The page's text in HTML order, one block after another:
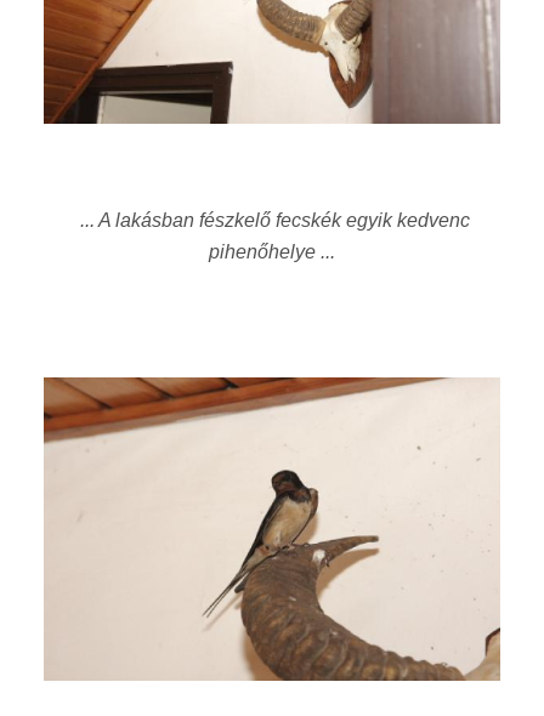
... A lakásban fészkelő fecskék egyik kedvenc
pihenőhelye ...